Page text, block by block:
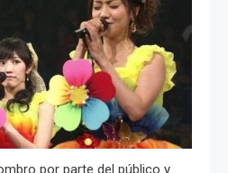
por parte del público y